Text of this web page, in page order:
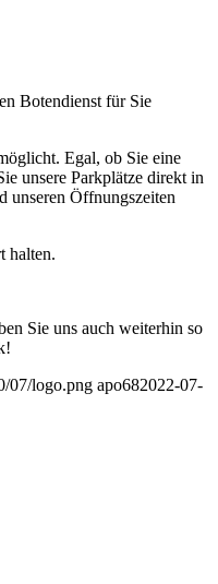
Botendienst für Sie
Egal, ob Sie eine
unsere Parkplätze direkt in
unseren Öffnungszeiten
halten.
Sie uns auch weiterhin so
07/logo.png apo682022-07-